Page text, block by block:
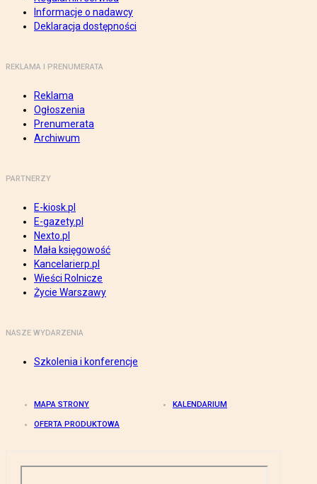
Informacje o nadawcy
Deklaracja dostępności
REKLAMA I PRENUMERATA
Reklama
Ogłoszenia
Prenumerata
Archiwum
PARTNERZY
E-kiosk.pl
E-gazety.pl
Nexto.pl
Mała księgowość
Kancelarierp.pl
Wieści Rolnicze
Życie Warszawy
NASZE WYDARZENIA
Szkolenia i konferencje
MAPA STRONY KALENDARIUM
OFERTA PRODUKTOWA